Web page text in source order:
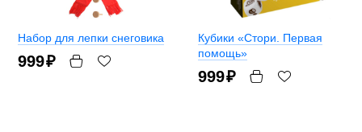
Набор для лепки снеговика
999₽
Кубики «Стори. Первая
помощь»
999₽